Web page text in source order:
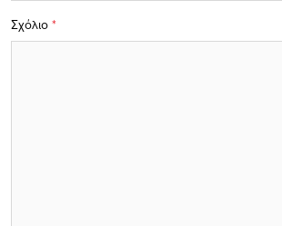
Σχόλιο *